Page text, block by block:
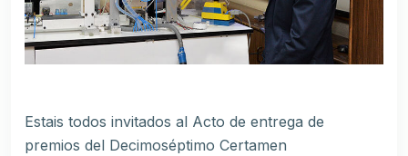
Estais todos invitados al Acto de entrega de
premios del Decimoséptimo Certamen